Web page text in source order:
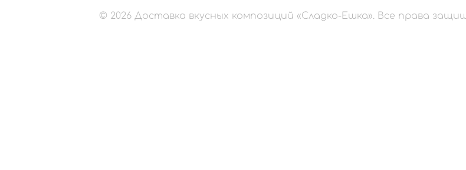
© 2026Доставка вкусных композиций «Сладко-Ешка». Все права